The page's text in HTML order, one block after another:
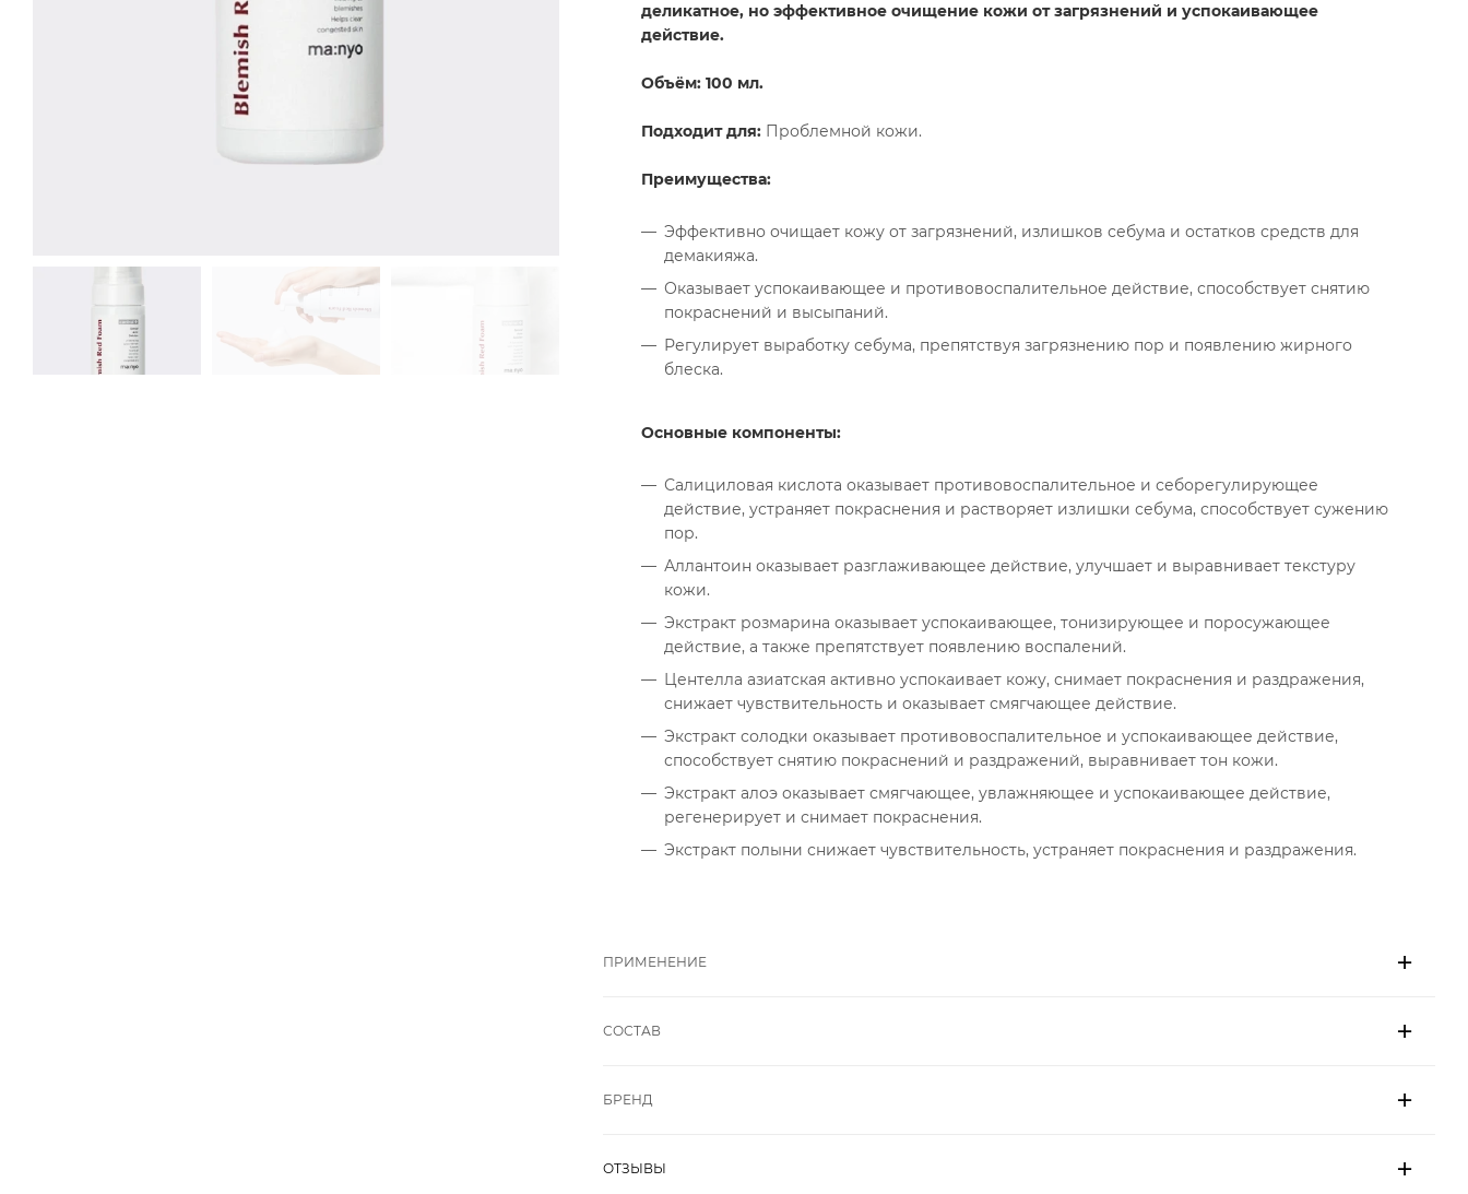
деликатное, но эффективное очищение кожи от загрязнений и успокаивающее
действие.
Объём: 100 мл.
Подходит для: Проблемной кожи.
Преимущества:
Эффективно очищает кожу от загрязнений, излишков себума и остатков средств для
демакияжа.
Оказывает успокаивающее и противовоспалительное действие, способствует снятию
покраснений и высыпаний.
Регулирует выработку себума, препятствуя загрязнению пор и появлению жирного
блеска.
Основные компоненты:
Салициловая кислота оказывает противовоспалительное и себорегулирующее
действие, устраняет покраснения и растворяет излишки себума, способствует сужению
пор.
Аллантоин оказывает разглаживающее действие, улучшает и выравнивает текстуру
кожи.
Экстракт розмарина оказывает успокаивающее, тонизирующее и поросужающее
действие, а также препятствует появлению воспалений.
Центелла азиатская активно успокаивает кожу, снимает покраснения и раздражения,
снижает чувствительность и оказывает смягчающее действие.
Экстракт солодки оказывает противовоспалительное и успокаивающее действие,
способствует снятию покраснений и раздражений, выравнивает тон кожи.
Экстракт алоэ оказывает смягчающее, увлажняющее и успокаивающее действие,
регенерирует и снимает покраснения.
Экстракт полыни снижает чувствительность, устраняет покраснения и раздражения.
ПРИМЕНЕНИЕ
СОСТАВ
БРЕНД
ОТЗЫВЫ